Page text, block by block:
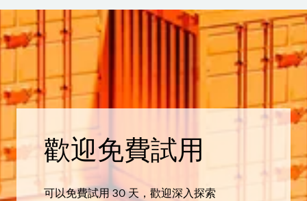
歡迎免費試用
可以免費試用 30 天，歡迎深入探索